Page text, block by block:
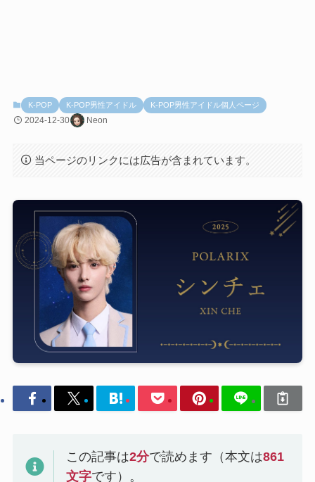
K-POP K-POP男性アイドル K-POP男性アイドル個人ページ
2024-12-30 Neon
当ページのリンクには広告が含まれています。
この記事は2分で読めます（本文は861
文字です）。